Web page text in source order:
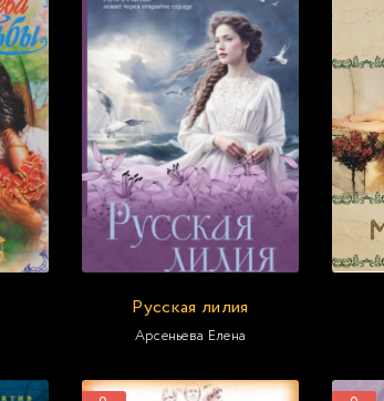
Русская лилия
Арсеньева Елена